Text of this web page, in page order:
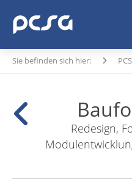
Sie befinden sich hier:
Redesign,